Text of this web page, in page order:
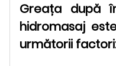
Greața după
hidromasaj
următorii